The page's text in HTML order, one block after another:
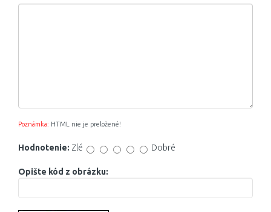
Poznámka: HTML nie je preložené!
Hodnotenie: Zlé Dobré
Opište kód z obrázku: